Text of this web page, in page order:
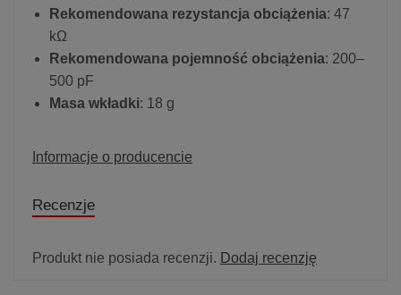
Rekomendowana rezystancja obciążenia: 47
kΩ
Rekomendowana pojemność obciążenia: 200–
500 pF
Masa wkładki: 18 g
Informacje o producencie
Recenzje
Produkt nie posiada recenzji. Dodaj recenzję